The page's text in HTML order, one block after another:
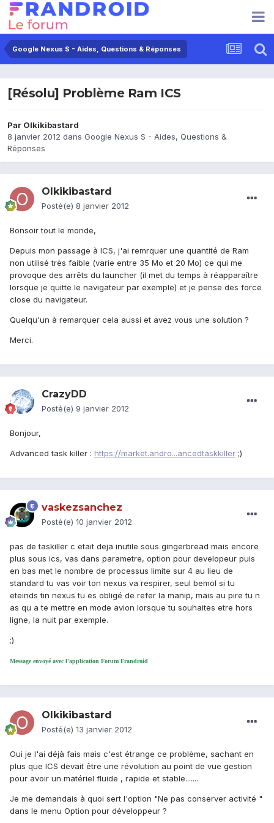
Google Nexus S - Aides, Questions & Réponses
[Résolu] Problème Ram ICS
Par Olkikibastard
8 janvier 2012 dans Google Nexus S - Aides, Questions &
Réponses
Olkikibastard
Posté(e) 8 janvier 2012
Bonsoir tout le monde,
Depuis mon passage à ICS, j'ai remrquer une quantité de Ram
non utilisé très faible (varie entre 35 Mo et 20 Mo) ce qui me
provoque des arrêts du launcher (il met du temps à réapparaître
lorsque je quitte le navigateur par exemple) et je pense des force
close du navigateur.
Quelqu'un à remarquer cela aussi et avez vous une solution ?
Merci.
CrazyDD
Posté(e) 9 janvier 2012
Bonjour,
Advanced task killer : https://market.andro...ancedtaskkiller ;)
vaskezsanchez
Posté(e) 10 janvier 2012
pas de taskiller c etait deja inutile sous gingerbread mais encore
plus sous ics, vas dans parametre, option pour developeur puis
en bas met le nombre de processus limite sur 4 au lieu de
standard tu vas voir ton nexus va respirer, seul bemol si tu
eteinds tin nexus tu es obligé de refer la manip, mais au pire tu n
as qu a te mettre en mode avion lorsque tu souhaites etre hors
ligne, la nuit par exemple.
;)
Message envoyé avec l'application Forum Frandroid
Olkikibastard
Posté(e) 13 janvier 2012
Oui je l'ai déjà fais mais c'est étrange ce problème, sachant en
plus que ICS devait être une révolution au point de vue gestion
pour avoir un matériel fluide , rapide et stable.......
Je me demandais à quoi sert l'option "Ne pas conserver activité "
dans le menu Option pour développeur ?